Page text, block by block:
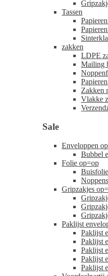
Tassen
zakken
LDPE
Mailing
Zakken
Vlakke
Sale
Enveloppen
Bubbel
Folie op=op
Buisfolie
Gripzakjes
Paklijst
Paklijst
Paklijst
Paklijst
Paklijst
Paklijst